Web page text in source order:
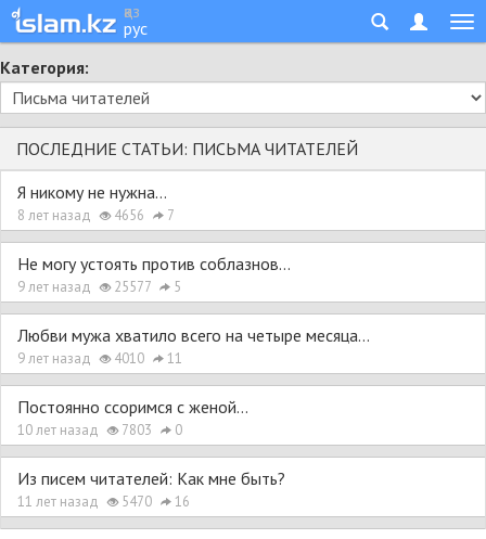
қаз
рус
Категория:
ПОСЛЕДНИЕ СТАТЬИ: ПИСЬМА ЧИТАТЕЛЕЙ
Я никому не нужна…
8 лет назад 4656 7
Не могу устоять против соблазнов…
9 лет назад 25577 5
Любви мужа хватило всего на четыре месяца…
9 лет назад 4010 11
Постоянно ссоримся с женой…
10 лет назад 7803 0
Из писем читателей: Как мне быть?
11 лет назад 5470 16